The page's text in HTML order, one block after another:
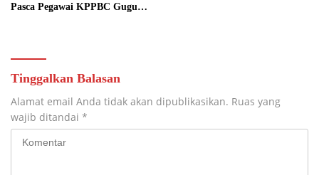
Pasca Pegawai KPPBC Gugur
Tinggalkan Balasan
Alamat email Anda tidak akan dipublikasikan. Ruas yang
wajib ditandai *